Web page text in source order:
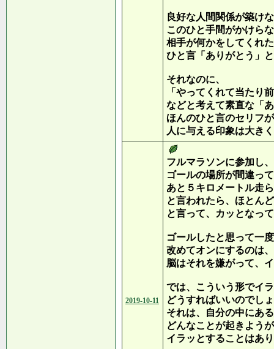
良好な人間関係が築け
このひと手間がかけら
相手が何かをしてくれ
ひと言「ありがとう」
それなのに、
「やってくれて当たり
などと考えて素直な「
ほんのひと言のセリフ
人に与える印象は大き
2019-10-11
フルマラソンに参加し
ゴールの場所が間違っ
あと５キロメートル走
と言われたら、ほとん
と言って、カッとなっ
ゴールしたと思って一
改めてオンにするのは
脳はそれを嫌がって、
では、こういう形でイ
どうすればいいのでし
それは、自分の中にあ
どんなことが起きよう
イラッとすることはあ